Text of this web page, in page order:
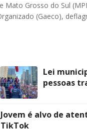
Mato Grosso do Sul
(Gaeco),
Lei
pessoas
Jovem é alvo de
TikTok